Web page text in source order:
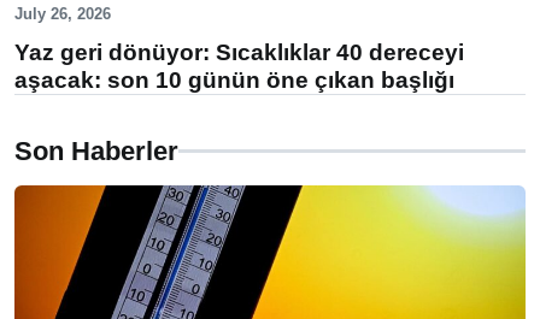
July 26, 2026
Yaz geri dönüyor: Sıcaklıklar 40 dereceyi
aşacak: son 10 günün öne çıkan başlığı
Son Haberler